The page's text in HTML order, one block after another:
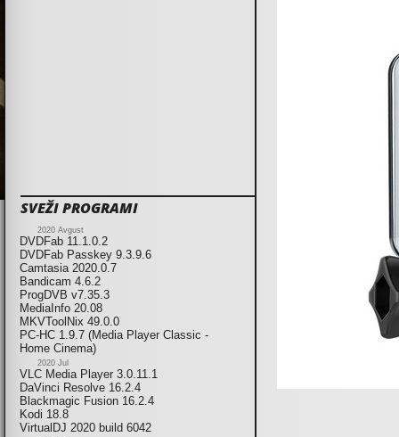
SVEŽI PROGRAMI
2020 Avgust
DVDFab 11.1.0.2
DVDFab Passkey 9.3.9.6
Camtasia 2020.0.7
Bandicam 4.6.2
ProgDVB v7.35.3
MediaInfo 20.08
MKVToolNix 49.0.0
PC-HC 1.9.7 (Media Player Classic -
Home Cinema)
2020 Jul
VLC Media Player 3.0.11.1
DaVinci Resolve 16.2.4
Blackmagic Fusion 16.2.4
Kodi 18.8
VirtualDJ 2020 build 6042